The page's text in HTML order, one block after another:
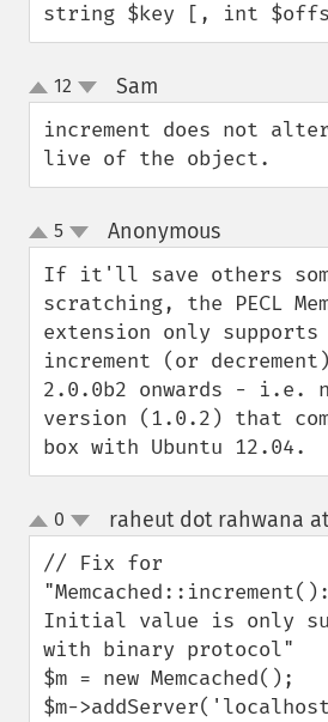
string $key [, int
up
down
12 Sam
increment does not
live of the object.
up
down
5 Anonymous¶
If it'll save others
scratching, the PECL
extension only
increment (or
2.0.0b2 onwards - i.e.
version (1.0.2) that
box with Ubuntu 12.04.
up
down
0 raheut dot rahwana
// Fix for
"Memcached::increment():
Initial value is only
with binary protocol"
$m = new Memcached();
$m-